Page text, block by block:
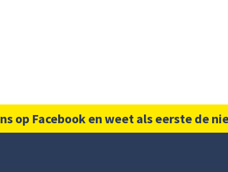
op Facebook en weet als eerste de